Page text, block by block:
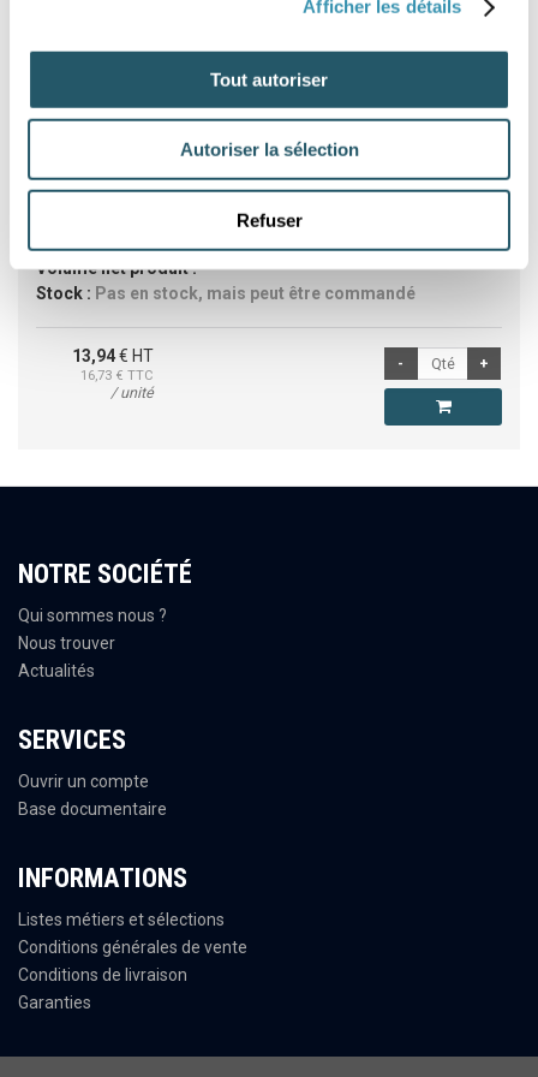
Afficher les détails
Tout autoriser
Autoriser la sélection
Refuser
WD33390
Type de produit :Graisse blanche
Aérosol
Volume net produit :
Stock : Pas en stock, mais peut être commandé
13,94€ HT
16,73 € TTC
/ unité
NOTRE SOCIÉTÉ
Qui sommes nous ?
Nous trouver
Actualités
SERVICES
Ouvrir un compte
Base documentaire
INFORMATIONS
Listes métiers et sélections
Conditions générales de vente
Conditions de livraison
Garanties